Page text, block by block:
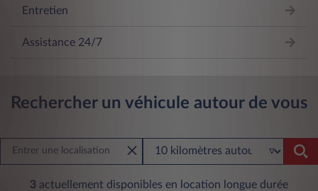
Entretien
Assistance 24/7
Rechercher un véhicule autour de vous
3 actuellement disponibles en location longue durée